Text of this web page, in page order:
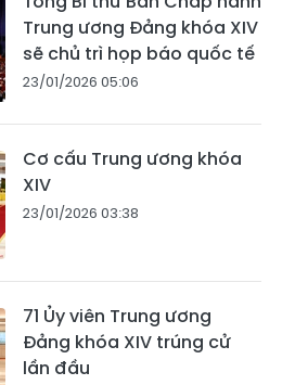
Trung ương Đảng khóa XIV
sẽ chủ trì họp báo quốc tế
23/01/2026 05:06
Cơ cấu Trung ương khóa
XIV
23/01/2026 03:38
71 Ủy viên Trung ương
Đảng khóa XIV trúng cử
lần đầu